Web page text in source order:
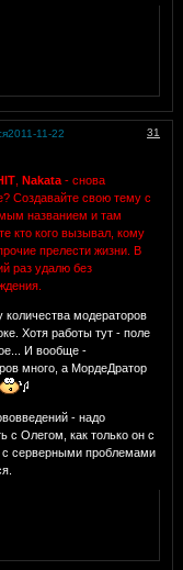
31
2011-11-22
, Nakata- снова
Создавайте свою тему с
названием и там
кто кого вызывал, кому
прелести жизни. В
раз удалю без
количества модераторов
Хотя работы тут - поле
И вообще -
много, а МордеДратор
- надо
с Олегом, как только он с
с серверными проблемами